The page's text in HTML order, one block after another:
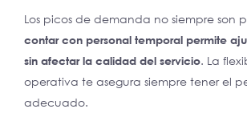
Los picos de demanda no siempre son
contar con personal temporal permite
sin afectar la calidad del servicio. La
operativa te asegura siempre tener el
adecuado.